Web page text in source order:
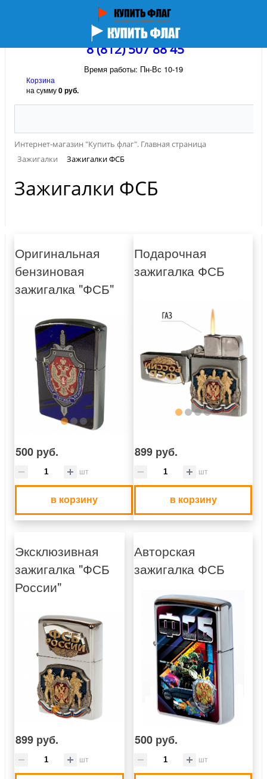
8 (812) 507 88 45
Время работы: Пн-Вс 10-19
Корзина
на сумму0 руб.
Интернет-магазин "Купить флаг". Главная страница
Зажигалки
Зажигалки ФСБ
Зажигалки ФСБ
Оригинальная
бензиновая
зажигалка "ФСБ"
500 руб.
шт
в корзину
Подарочная
зажигалка ФСБ
899 руб.
шт
в корзину
Эксклюзивная
зажигалка "ФСБ
России"
899 руб.
шт
Авторская
зажигалка ФСБ
500 руб.
шт